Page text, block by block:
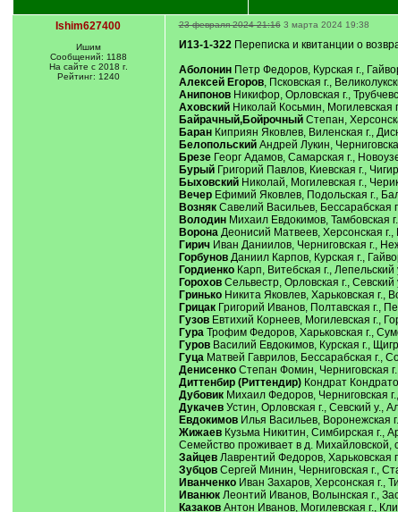
Ishim627400
Ишим
Сообщений: 1188
На сайте с 2018 г.
Рейтинг: 1240
23 февраля 2024 21:16 3 марта 2024 19:38
И13-1-322Переписка и квитанции о
АболонинПетр Федоров, Курская г.,
Алексей Егоров, Псковская г.,
АнипоновНикифор, Орловская г.,
АховскийНиколай Косьмин, Могилевская
Байрачный,Бойрочный Степан,
БаранКиприян Яковлев, Виленская г.,
БелопольскийАндрей Лукин,
БрезеГеорг Адамов, Самарская г.,
БурыйГригорий Павлов, Киевская г.,
БыховскийНиколай, Могилевская г.,
ВечерЕфимий Яковлев, Подольская г.,
ВознякСавелий Васильев, Бессарабская
ВолодинМихаил Евдокимов, Тамбовская
ВоронаДеонисий Матвеев, Херсонская г.,
ГиричИван Даниилов, Черниговская г.,
ГорбуновДаниил Карпов, Курская г.,
ГордиенкоКарп, Витебская г.,
ГороховСельвестр, Орловская г.,
ГринькоНикита Яковлев, Харьковская г.,
ГрицакГригорий Иванов, Полтавская г.,
ГузовЕвтихий Корнеев, Могилевская г.,
ГураТрофим Федоров, Харьковская г.,
Гуров Василий Евдокимов, Курская г.,
ГуцаМатвей Гаврилов, Бессарабская г.,
ДенисенкоСтепан Фомин, Черниговская
Диттенбир (Риттендир)Кондрат
ДубовикМихаил Федоров, Черниговская
ДукачевУстин, Орловская г., Севский у.,
ЕвдокимовИлья Васильев, Воронежская
Жижаев Кузьма Никитин, Симбирская г.,
Семейство проживает в д. Михайловской,
ЗайцевЛаврентий Федоров, Харьковская
ЗубцовСергей Минин, Черниговская г.,
ИванченкоИван Захаров, Херсонская г.,
ИванюкЛеонтий Иванов, Волынская г.,
КазаковАнтон Иванов, Могилевская г.,